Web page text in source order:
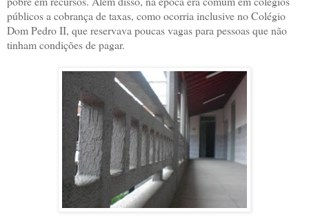
públicos a cobrança de taxas, como ocorria inclusive no Colégio
Dom Pedro II, que reservava poucas vagas para pessoas que não
tinham condições de pagar.